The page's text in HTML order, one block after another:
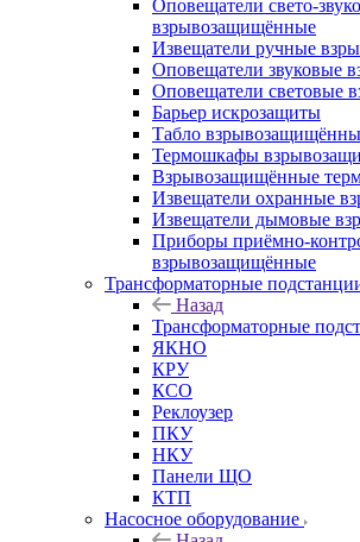
Оповещатели свето-
взрывозащищённые
Извещатели ручные
Оповещатели звуковые
Оповещатели световые
Барьер искрозащиты
Табло
Термошкафы
Взрывозащищённые
Извещатели охранные
Извещатели дымовые
Приборы приёмно-
взрывозащищённые
Трансформаторные
Назад
Трансформаторные
ЯКНО
КРУ
КСО
Реклоузер
ПКУ
НКУ
Панели ЩО
КТП
Насосное оборудование